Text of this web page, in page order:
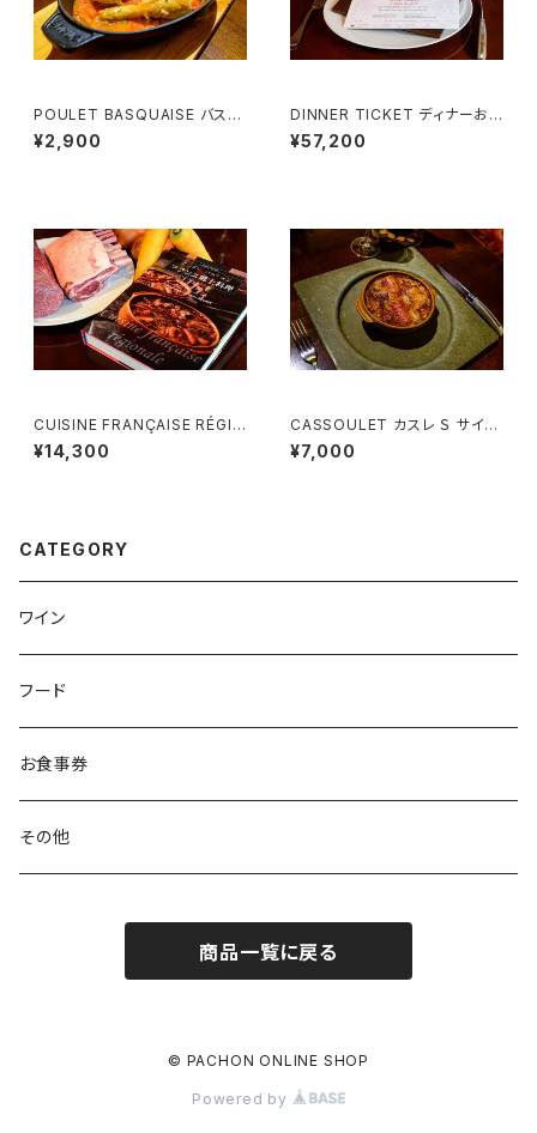
POULET BASQUAISE バスク
風チキン （1名様用）
¥2,900
DINNER TICKET ディナーお
食事券 （２名様用）Menu Emot
ion
¥57,200
CUISINE FRANÇAISE RÉGIO
NALE フランス郷土料理 - 単行
本 -
¥14,300
CASSOULET カスレ Ｓ サイズ
（１~２名様用）
¥7,000
CATEGORY
ワイン
フード
お食事券
その他
商品一覧に戻る
© PACHON ONLINE SHOP
Powered by